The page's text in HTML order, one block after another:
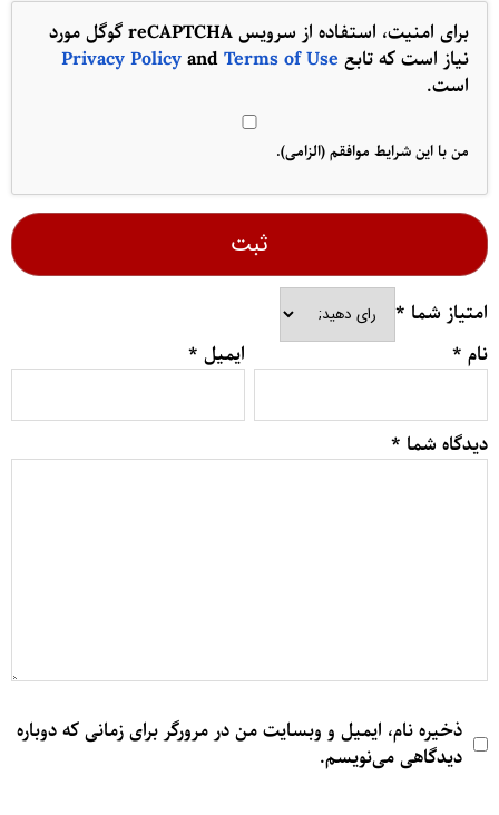
امتیاز شما *
دیدگاه شما *
نام * ایمیل *
ذخیره نام، ایمیل و وبسایت من در مرورگر برای زمانی که دوباره
دیدگاهی می‌نویسم.
برای امنیت، استفاده از سرویس reCAPTCHA گوگل مورد
نیاز است که تابع
Privacy PolicyandTerms of Use
است.
من با این شرایط موافقم (الزامی).